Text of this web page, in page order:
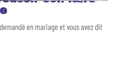
en mariage et vous avez dit